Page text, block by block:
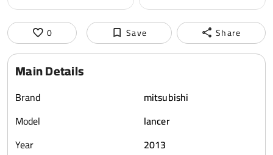
0 Save Share
Main Details
Brand
mitsubishi
Model
lancer
Year
2013